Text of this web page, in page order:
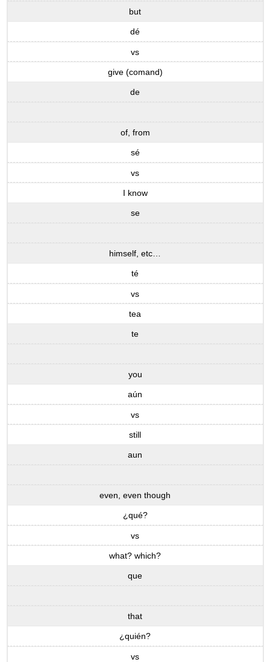
but
dé
vs
give (comand)
de
of, from
sé
vs
I know
se
himself, etc…
té
vs
tea
te
you
aún
vs
still
aun
even, even though
¿qué?
vs
what? which?
que
that
¿quién?
vs